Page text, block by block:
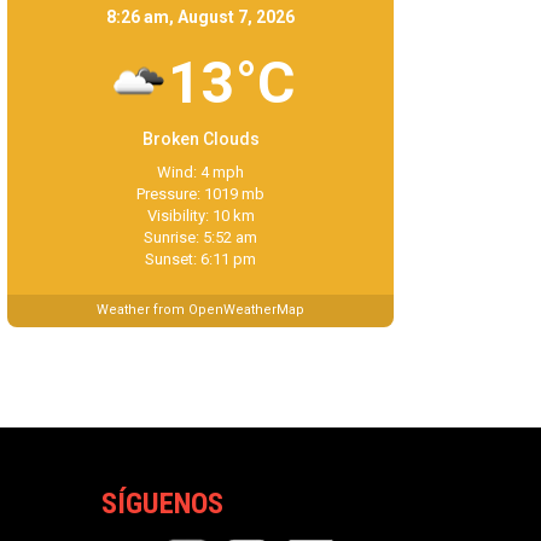
8:26 am, August 7, 2026
13°C
Broken Clouds
Wind: 4 mph
Pressure: 1019 mb
Visibility: 10 km
Sunrise: 5:52 am
Sunset: 6:11 pm
Weather from OpenWeatherMap
SÍGUENOS